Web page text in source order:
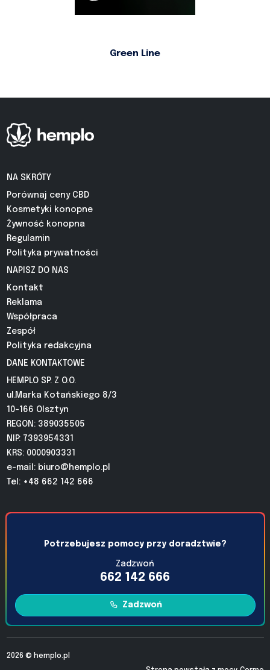
Green Line
NA SKRÓTY
Porównaj ceny CBD
Kosmetyki konopne
Żywność konopna
Regulamin
Polityka prywatności
NAPISZ DO NAS
Kontakt
Reklama
Współpraca
Zespół
Polityka redakcyjna
DANE KONTAKTOWE
HEMPLO SP. Z O.O.
ul.Marka Kotańskiego 8/3
10-166 Olsztyn
REGON: 389035505
NIP: 7393954331
KRS: 0000903331
e-mail: biuro@hemplo.pl
Tel: +48 662 142 666
Potrzebujesz pomocy przy doradztwie?
Zadzwoń
662 142 666
Zadzwoń
2026 © hemplo.pl